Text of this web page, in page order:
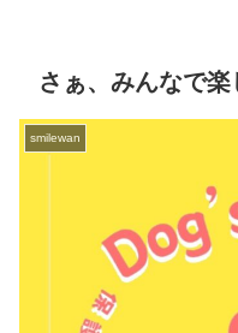
さぁ、みんなで
smilewan